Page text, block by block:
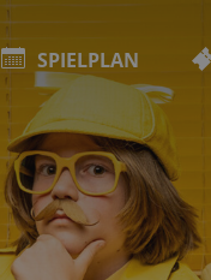
SPIELPLAN